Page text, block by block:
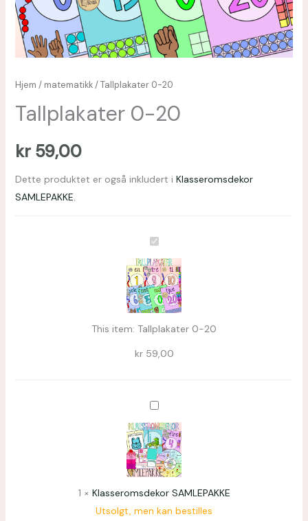
Hjem / matematikk/ Tallplakater 0-20
Tallplakater 0-20
kr59,00
Dette produktet er også inkludert i Klasseromsdekor
SAMLEPAKKE.
Tallplakater
0-
20
This item: Tallplakater 0-20
kr59,00
Klasseromsdekor
SAMLEPAKKE
1 × Klasseromsdekor SAMLEPAKKE
Utsolgt, men kan bestilles